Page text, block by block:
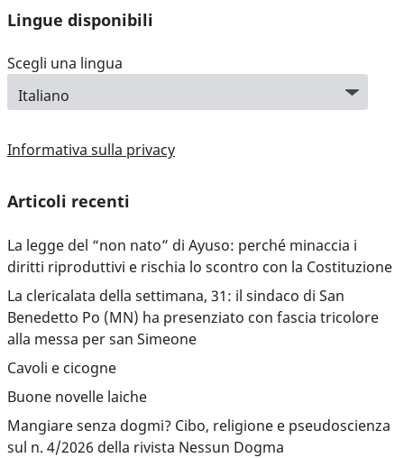
Lingue disponibili
Scegli una lingua
Informativa sulla privacy
Articoli recenti
La legge del “non nato” di Ayuso: perché minaccia i
diritti riproduttivi e rischia lo scontro con la Costituzione
La clericalata della settimana, 31: il sindaco di San
Benedetto Po (MN) ha presenziato con fascia tricolore
alla messa per san Simeone
Cavoli e cicogne
Buone novelle laiche
Mangiare senza dogmi? Cibo, religione e pseudoscienza
sul n. 4/2026 della rivista Nessun Dogma